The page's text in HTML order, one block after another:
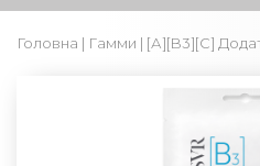
Головна | Гамми | [А][B3][С]